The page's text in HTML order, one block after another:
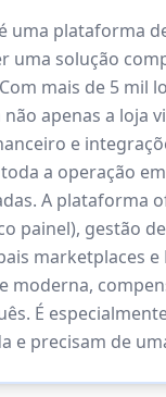
uma plataforma
uma solução
mais de 5 mil
apenas a loja
e
a operação
A plataforma
painel), gestão
marketplaces
moderna,
É
e precisam de